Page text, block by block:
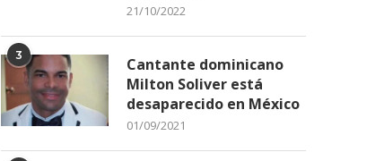
21/10/2022
3
Cantante dominicano
Milton Soliver está
desaparecido en México
01/09/2021